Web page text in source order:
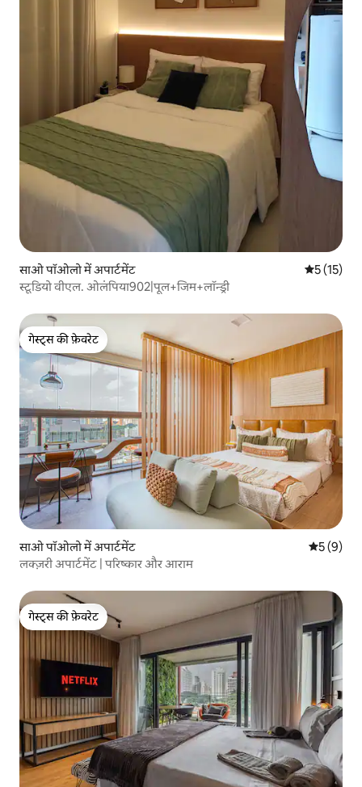
साओ पॉओलो में अपार्टमेंट औसत रेटिंग
5 (15)
स्टूडियो वीएल. ओलंपिया902|पूल+जिम+लॉन्ड्री
गेस्ट्स की फ़ेवरेट
गेस्ट्स की फ़ेवरेट
साओ पॉओलो में अपार्टमेंट औसत रेटिंग
5 (9)
लक्ज़री अपार्टमेंट | परिष्कार और आराम
गेस्ट्स की फ़ेवरेट
गेस्ट्स की फ़ेवरेट